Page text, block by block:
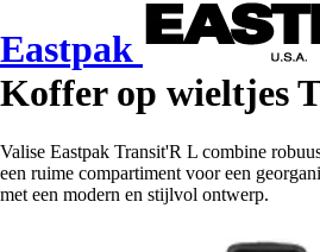
Eastpak
Koffer op wieltjes
Valise Eastpak Transit'R L combine
een ruime compartiment voor een
met een modern en stijlvol ontwerp.